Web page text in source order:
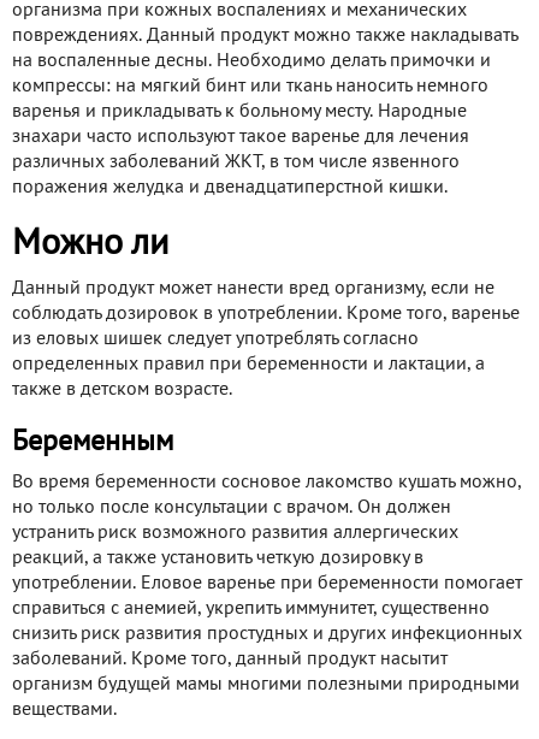
организма при кожных воспалениях и механических
повреждениях. Данный продукт можно также накладывать
на воспаленные десны. Необходимо делать примочки и
компрессы: на мягкий бинт или ткань наносить немного
варенья и прикладывать к больному месту. Народные
знахари часто используют такое варенье для лечения
различных заболеваний ЖКТ, в том числе язвенного
поражения желудка и двенадцатиперстной кишки.
Можно ли
Данный продукт может нанести вред организму, если не
соблюдать дозировок в употреблении. Кроме того, варенье
из еловых шишек следует употреблять согласно
определенных правил при беременности и лактации, а
также в детском возрасте.
Беременным
Во время беременности сосновое лакомство кушать можно,
но только после консультации с врачом. Он должен
устранить риск возможного развития аллергических
реакций, а также установить четкую дозировку в
употреблении. Еловое варенье при беременности помогает
справиться с анемией, укрепить иммунитет, существенно
снизить риск развития простудных и других инфекционных
заболеваний. Кроме того, данный продукт насытит
организм будущей мамы многими полезными природными
веществами.